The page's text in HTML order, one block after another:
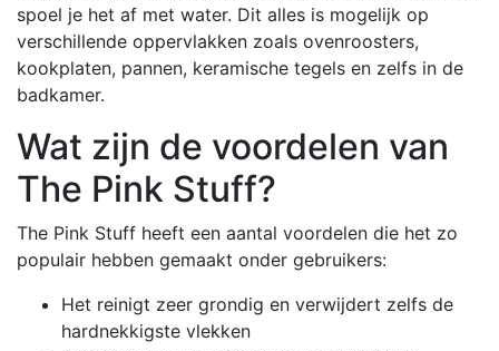
spoel je het af met water. Dit alles is mogelijk op
verschillende oppervlakken zoals ovenroosters,
kookplaten, pannen, keramische tegels en zelfs in de
badkamer.
Wat zijn de voordelen van
The Pink Stuff?
The Pink Stuff heeft een aantal voordelen die het zo
populair hebben gemaakt onder gebruikers:
Het reinigt zeer grondig en verwijdert zelfs de
hardnekkigste vlekken